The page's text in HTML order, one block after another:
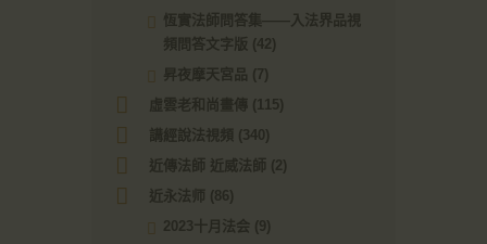
恆實法師問答集——入法界品視
頻問答文字版 (42)
昇夜摩天宮品 (7)
虛雲老和尚畫傳 (115)
講經說法視頻
(340)
近傳法師 近威法師 (2)
近永法师
(86)
2023十月法会 (9)